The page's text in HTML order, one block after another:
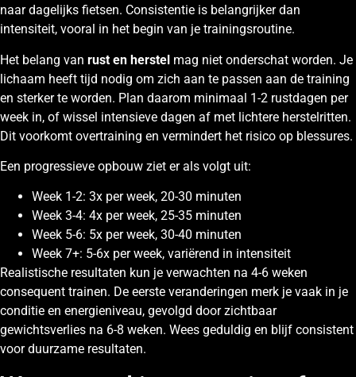
naar dagelijks fietsen. Consistentie is belangrijker dan
intensiteit, vooral in het begin van je trainingsroutine.
Het belang van rust en herstel mag niet onderschat worden. Je
lichaam heeft tijd nodig om zich aan te passen aan de training
en sterker te worden. Plan daarom minimaal 1-2 rustdagen per
week in, of wissel intensieve dagen af met lichtere herstelritten.
Dit voorkomt overtraining en vermindert het risico op blessures.
Een progressieve opbouw ziet er als volgt uit:
Week 1-2: 3x per week, 20-30 minuten
Week 3-4: 4x per week, 25-35 minuten
Week 5-6: 5x per week, 30-40 minuten
Week 7+: 5-6x per week, variërend in intensiteit
Realistische resultaten kun je verwachten na 4-6 weken
consequent trainen. De eerste veranderingen merk je vaak in je
conditie en energieniveau, gevolgd door zichtbaar
gewichtsverlies na 6-8 weken. Wees geduldig en blijf consistent
voor duurzame resultaten.